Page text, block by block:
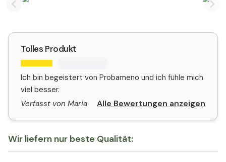
Previous slide
Tolles Produkt
Ich bin begeistert von Probameno und ich fühle mich
viel besser.
Verfasst von Maria
Alle Bewertungen anzeigen
Wir liefern nur beste Qualität: